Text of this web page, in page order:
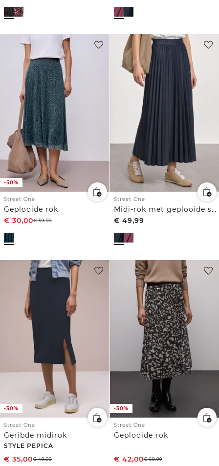
-50%
Street One
Geplooide rok
€ 30,00€59,99
Street One
Midi-rok met geplooide structuur
€ 49,99
-30%
Street One
Geribde midirok
STYLE PEPICA
€ 35,00€49,99
-30%
Street One
Geplooide rok
€ 42,00€59,99